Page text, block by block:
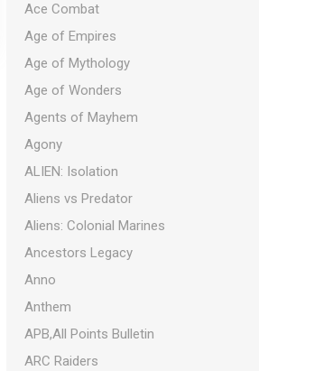
Ace Combat
Age of Empires
Age of Mythology
Age of Wonders
Agents of Mayhem
Agony
ALIEN: Isolation
Aliens vs Predator
Aliens: Colonial Marines
Ancestors Legacy
Anno
Anthem
APB,All Points Bulletin
ARC Raiders